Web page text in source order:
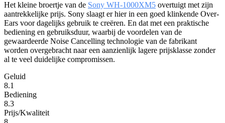
Het kleine broertje van de Sony WH-1000XM5 overtuigt met zijn
aantrekkelijke prijs. Sony slaagt er hier in een goed klinkende Over-
Ears voor dagelijks gebruik te creëren. En dat met een praktische
bediening en gebruiksduur, waarbij de voordelen van de
gewaardeerde Noise Cancelling technologie van de fabrikant
worden overgebracht naar een aanzienlijk lagere prijsklasse zonder
al te veel duidelijke compromissen.
Geluid
8.1
Bediening
8.3
Prijs/Kwaliteit